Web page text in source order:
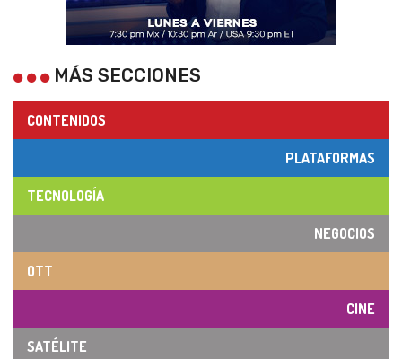
MÁS SECCIONES
CONTENIDOS
PLATAFORMAS
TECNOLOGÍA
NEGOCIOS
OTT
CINE
SATÉLITE